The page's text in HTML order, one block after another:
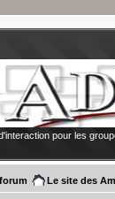
pour les
Le site des